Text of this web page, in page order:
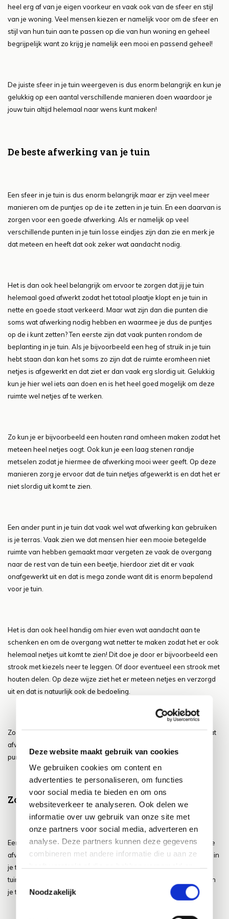
Deze website maakt gebruik van cookies
We gebruiken cookies om content en
advertenties te personaliseren, om functies
voor social media te bieden en om ons
websiteverkeer te analyseren. Ook delen we
informatie over uw gebruik van onze site met
onze partners voor social media, adverteren en
analyse. Deze partners kunnen deze gegevens
combineren met andere informatie die u aan ze
Noodzakelijk
heel erg af van je eigen voorkeur en vaak ook van de sfeer en stijl
van je woning. Veel mensen kiezen er namelijk voor om de sfeer en
stijl van hun tuin aan te passen op die van hun woning en geheel
begrijpelijk want zo krijg je namelijk een mooi en passend geheel!
De juiste sfeer in je tuin weergeven is dus enorm belangrijk en kun je
gelukkig op een aantal verschillende manieren doen waardoor je
jouw tuin altijd helemaal naar wens kunt maken!
De beste afwerking van je tuin
Een sfeer in je tuin is dus enorm belangrijk maar er zijn veel meer
manieren om de puntjes op de i te zetten in je tuin. En een daarvan is
zorgen voor een goede afwerking. Als er namelijk op veel
verschillende punten in je tuin losse eindjes zijn dan zie en merk je
dat meteen en heeft dat ook zeker wat aandacht nodig.
Het is dan ook heel belangrijk om ervoor te zorgen dat jij je tuin
helemaal goed afwerkt zodat het totaal plaatje klopt en je tuin in
nette en goede staat verkeerd. Maar wat zijn dan die punten die
soms wat afwerking nodig hebben en waarmee je dus de puntjes
op de i kunt zetten? Ten eerste zijn dat vaak punten rondom de
beplanting in je tuin. Als je bijvoorbeeld een heg of struik in je tuin
hebt staan dan kan het soms zo zijn dat de ruimte eromheen niet
netjes is afgewerkt en dat ziet er dan vaak erg slordig uit. Gelukkig
kun je hier wel iets aan doen en is het heel goed mogelijk om deze
ruimte wel netjes af te werken.
Zo kun je er bijvoorbeeld een houten rand omheen maken zodat het
meteen heel netjes oogt. Ook kun je een laag stenen randje
metselen zodat je hiermee de afwerking mooi weer geeft. Op deze
manieren zorg je ervoor dat de tuin netjes afgewerkt is en dat het er
niet slordig uit komt te zien.
Een ander punt in je tuin dat vaak wel wat afwerking kan gebruiken
is je terras. Vaak zien we dat mensen hier een mooie betegelde
ruimte van hebben gemaakt maar vergeten ze vaak de overgang
naar de rest van de tuin een beetje, hierdoor ziet dit er vaak
onafgewerkt uit en dat is mega zonde want dit is enorm bepalend
voor je tuin.
Het is dan ook heel handig om hier even wat aandacht aan te
schenken en om de overgang wat netter te maken zodat het er ook
helemaal netjes uit komt te zien! Dit doe je door er bijvoorbeeld een
strook met kiezels neer te leggen. Of door eventueel een strook met
houten delen. Op deze wijze ziet het er meteen netjes en verzorgd
uit en dat is natuurlijk ook de bedoeling.
Zo zie je dus maar dat er vaak veel punten in je tuin zijn die wel wat
afwerking kunnen gebruiken en hiermee zet je dan ook echt de
puntjes op de i!
Zorg voor voldoende onderhoud
Een ander belangrijk element van je tuin waarmee je voor de juiste
afwerking en dus de puntjes op de i kunt zorgen is het onderhoud in
je tuin. Ook dit is namelijk enorm van belang en zorgt ervoor dat je
tuin er netjes bij komt te liggen. Door voor voldoende onderhoud in
je tuin te zorgen zorg je ervoor dat je tuin er altijd netjes bij ligt.